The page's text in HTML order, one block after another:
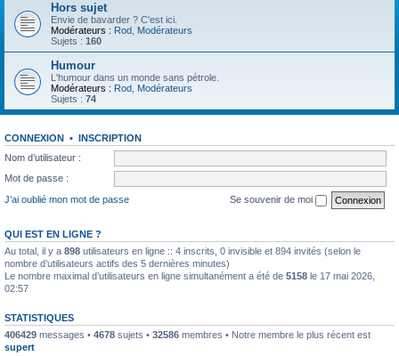
Hors sujet
Envie de bavarder ? C'est ici.
Modérateurs : Rod Modérateurs
Sujets : 160
Humour
L'humour dans un monde sans pétrole.
Modérateurs : Rod Modérateurs
Sujets : 74
CONNEXION • INSCRIPTION
Nom d’utilisateur :
Mot de passe :
J’ai oublié mon mot de passe
Se souvenir de moi
QUI EST EN LIGNE ?
Au total, il y a 898 utilisateurs en ligne :: 4 inscrits, 0 invisible et 894 invités (selon le
nombre d’utilisateurs actifs des 5 dernières minutes)
Le nombre maximal d’utilisateurs en ligne simultanément a été de 5158 le 17 mai 2026,
02:57
STATISTIQUES
406429 messages • 4678 sujets • 32586 membres • Notre membre le plus récent est
supert